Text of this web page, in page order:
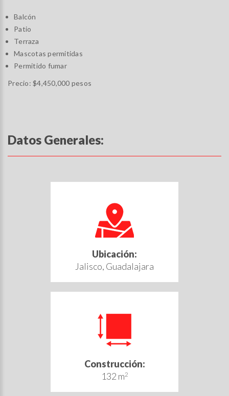
Balcón
Patio
Terraza
Mascotas permitidas
Permitido fumar
Precio: $4,450,000 pesos
Datos Generales:
Ubicación:
Jalisco, Guadalajara
Construcción:
132 m2